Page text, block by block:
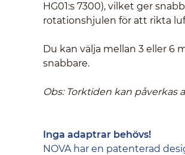
HG01:s 7300), vilket ger
rotationshjulen för att rikta
Du kan välja mellan 3 eller
snabbare.
Obs: Torktiden kan
Inga adaptrar behövs!
NOVA har en patenterad